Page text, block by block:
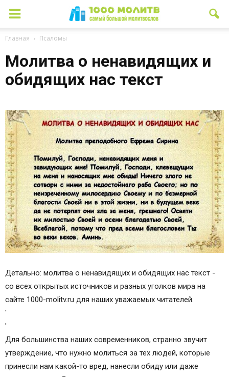
Главная Псаломы
Молитва о ненавидящих и
обидящих нас текст
Детально: молитва о ненавидящих и обидящих нас текст -
со всех открытых источников и разных уголков мира на
сайте 1000-molitv.ru для наших уважаемых читателей.
'
'
Для большинства наших современников, странно звучит
утверждение, что нужно молиться за тех людей, которые
принесли нам какой-то вред, нанесли обиду или даже